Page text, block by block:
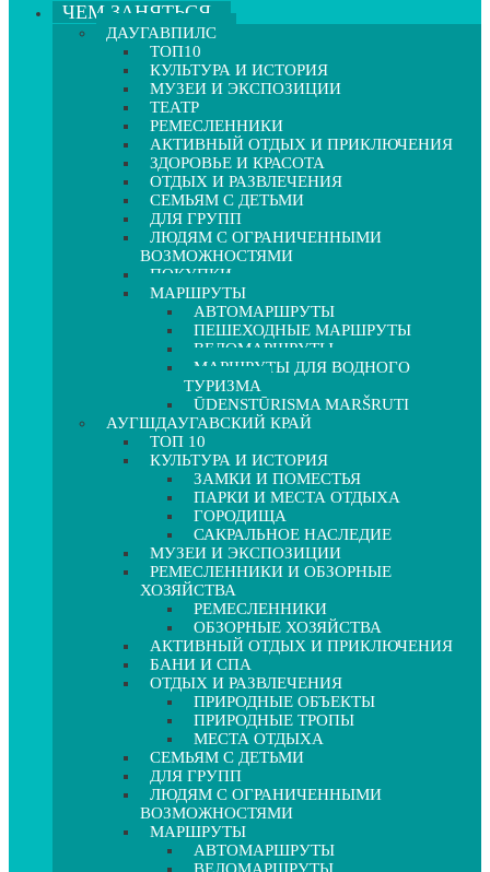
ЧЕМ ЗАНЯТЬСЯ
ДАУГАВПИЛС
ТОП10
КУЛЬТУРА И ИСТОРИЯ
МУЗЕИ И ЭКСПОЗИЦИИ
ТЕАТР
РЕМЕСЛЕННИКИ
АКТИВНЫЙ ОТДЫХ И ПРИКЛЮЧЕНИЯ
ЗДОРОВЬЕ И КРАСОТА
ОТДЫХ И РАЗВЛЕЧЕНИЯ
СЕМЬЯМ С ДЕТЬМИ
ДЛЯ ГРУПП
ЛЮДЯМ С ОГРАНИЧЕННЫМИ
ВОЗМОЖНОСТЯМИ
ПОКУПКИ
МАРШРУТЫ
АВТОМАРШРУТЫ
ПЕШЕХОДНЫЕ МАРШРУТЫ
ВЕЛОМАРШРУТЫ
МАРШРУТЫ ДЛЯ ВОДНОГО
ТУРИЗМА
ŪDENSTŪRISMA MARŠRUTI
АУГШДАУГАВСКИЙ КРАЙ
ТОП 10
КУЛЬТУРА И ИСТОРИЯ
ЗАМКИ И ПОМЕСТЬЯ
ПАРКИ И МЕСТА ОТДЫХА
ГОРОДИЩА
САКРАЛЬНОЕ НАСЛЕДИЕ
МУЗЕИ И ЭКСПОЗИЦИИ
РЕМЕСЛЕННИКИ И ОБЗОРНЫЕ
ХОЗЯЙСТВА
РЕМЕСЛЕННИКИ
ОБЗОРНЫЕ ХОЗЯЙСТВА
АКТИВНЫЙ ОТДЫХ И ПРИКЛЮЧЕНИЯ
БАНИ И СПА
ОТДЫХ И РАЗВЛЕЧЕНИЯ
ПРИРОДНЫЕ ОБЪЕКТЫ
ПРИРОДНЫЕ ТРОПЫ
МЕСТА ОТДЫХА
СЕМЬЯМ С ДЕТЬМИ
ДЛЯ ГРУПП
ЛЮДЯМ С ОГРАНИЧЕННЫМИ
ВОЗМОЖНОСТЯМИ
МАРШРУТЫ
АВТОМАРШРУТЫ